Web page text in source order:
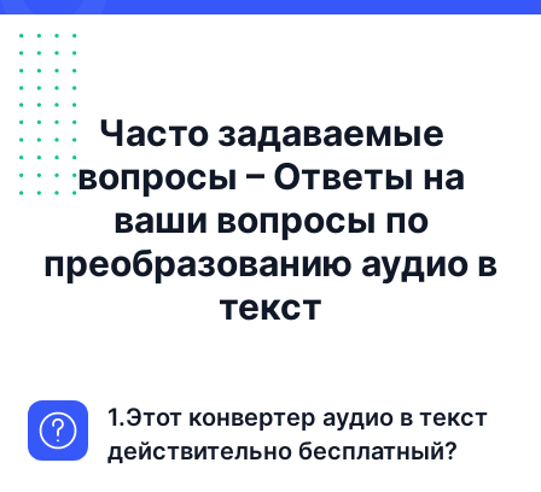
Часто задаваемые
вопросы – Ответы на
ваши вопросы по
преобразованию аудио в
текст
1.Этот конвертер аудио в текст
действительно бесплатный?